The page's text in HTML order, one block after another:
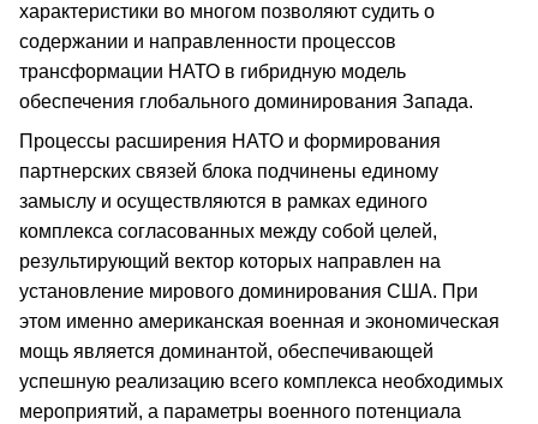
характеристики во многом позволяют судить о
содержании и направленности процессов
трансформации НАТО в гибридную модель
обеспечения глобального доминирования Запада.
Процессы расширения НАТО и формирования
партнерских связей блока подчинены единому
замыслу и осуществляются в рамках единого
комплекса согласованных между собой целей,
результирующий вектор которых направлен на
установление мирового доминирования США. При
этом именно американская военная и экономическая
мощь является доминантой, обеспечивающей
успешную реализацию всего комплекса необходимых
мероприятий, а параметры военного потенциала